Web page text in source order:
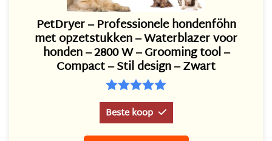
PetDryer – Professionele hondenföhn
met opzetstukken – Waterblazer voor
honden – 2800 W – Grooming tool –
Compact – Stil design – Zwart
Beste koop 